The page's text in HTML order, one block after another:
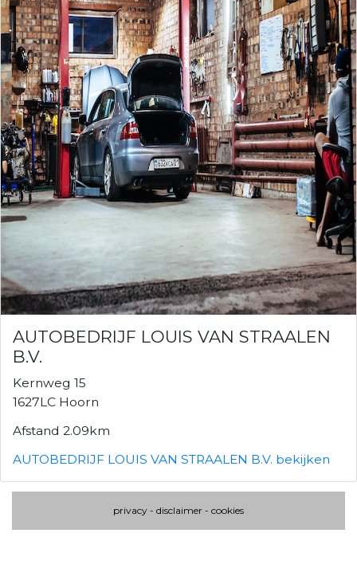
AUTOBEDRIJF LOUIS VAN STRAALEN
B.V.
Kernweg 15
1627LC Hoorn
Afstand 2.09km
AUTOBEDRIJF LOUIS VAN STRAALEN B.V. bekijken
privacy - disclaimer - cookies